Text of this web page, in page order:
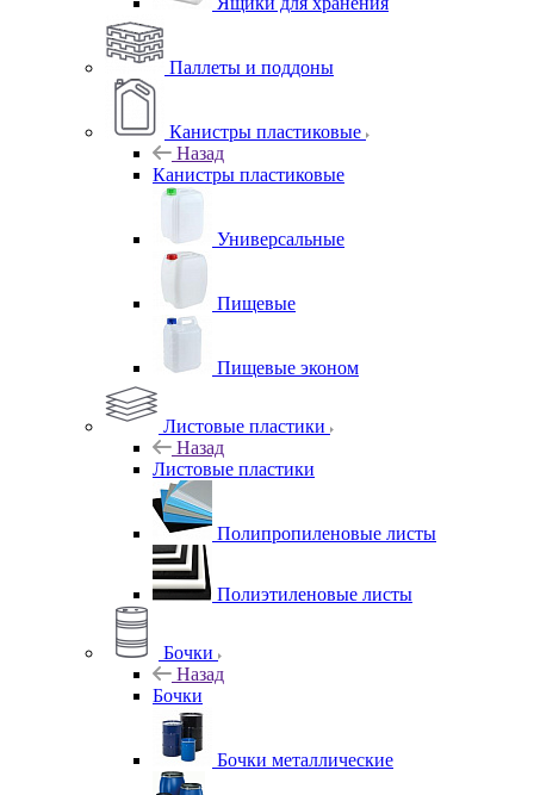
Паллеты и поддоны
Канистры пластиковые
Назад
Канистры пластиковые
Универсальные
Пищевые
Пищевые эконом
Листовые пластики
Назад
Листовые пластики
Полипропиленовые листы
Полиэтиленовые листы
Бочки
Назад
Бочки
Бочки металлические